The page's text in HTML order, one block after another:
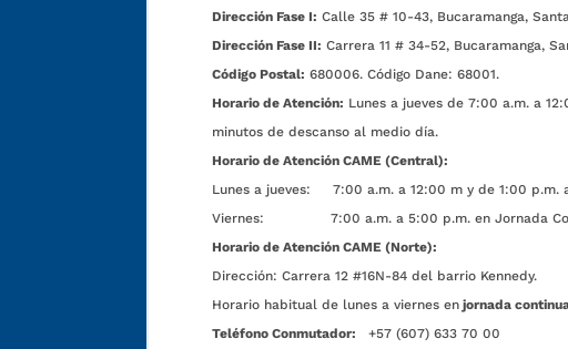
Dirección Fase I: Calle 35 # 10-43, Bucaramanga,
Dirección Fase II: Carrera 11 # 34-52, Bucaramanga,
Código Postal: 680006. Código Dane: 68001.
Horario de Atención: Lunes a jueves de 7:00 a.m. a
minutos de descanso al medio día.
Horario de Atención CAME (Central):
Lunes a jueves: 7:00 a.m. a 12:00 m y de 1:00 p.m.
Viernes: 7:00 a.m. a 5:00 p.m. en Jornada
Horario de Atención CAME (Norte):
Dirección: Carrera 12 #16N-84 del barrio Kennedy.
Horario habitual de lunes a viernes en jornada
Teléfono Conmutador:
+57 (607) 633 70 00